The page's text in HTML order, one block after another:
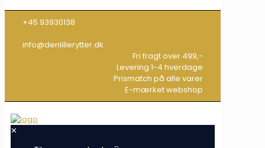
+45 93930138
info@denlillerytter.dk
Fri fragt over 499,-
Levering 1-4 hverdage
Prismatch på alle varer
E-mærket webshop
✕